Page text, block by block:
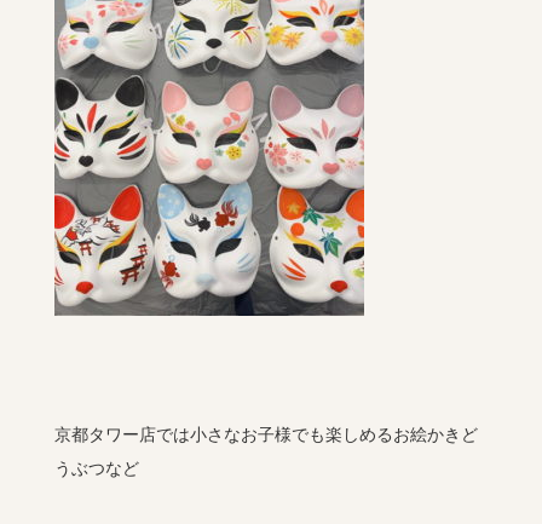
京都タワー店では小さなお子様でも楽しめるお絵かきど
うぶつなど